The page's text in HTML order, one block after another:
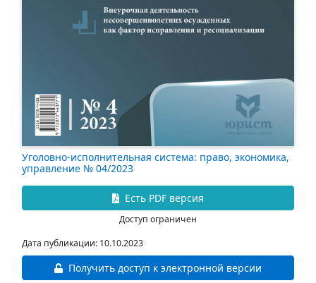
Уголовно-исполнительная система: право, экономика,
управление № 04/2023
Есть PDF версия
Доступ ограничен
Дата публикации: 10.10.2023
Получить доступ к электронной версии